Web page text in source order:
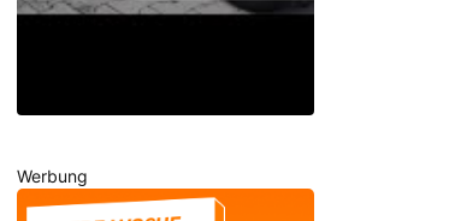
Werbung